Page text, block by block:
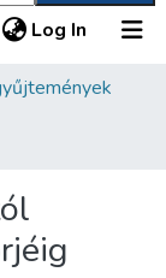
Log In (current)